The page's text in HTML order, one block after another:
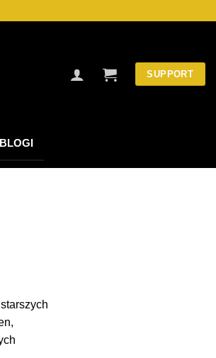
SUPPORT
BLOGI